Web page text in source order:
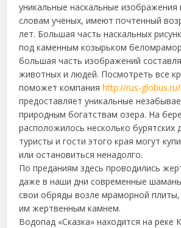
уникальные наскальные
словам ученых, имеют почтенный
лет. Большая часть наскальных
под каменным козырьком
большая часть изображений
животных и людей. Посмотреть все
поможет компанияhttp://rus-
предоставляет уникальные
природным богатствам озера. На
расположилось несколько бурятских
туристы и гости этого края могут
или остановиться ненадолго.
По преданиям здесь проводились
даже в наши дни современные
свои обряды возле мраморной
им жертвенным камнем.
Водопад «Сказка» находится на реке